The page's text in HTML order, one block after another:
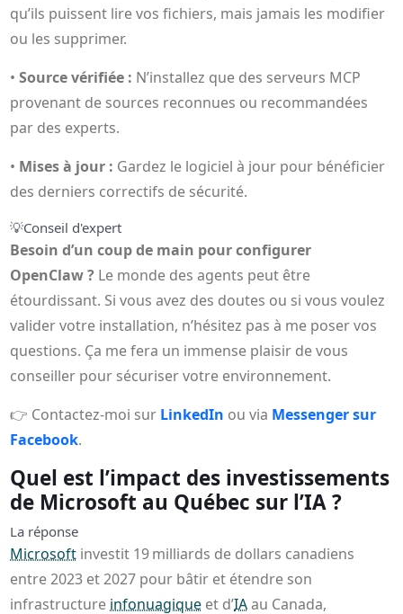
qu’ils puissent lire vos fichiers, mais jamais les modifier
ou les supprimer.
•Source vérifiée : N’installez que des serveurs MCP
provenant de sources reconnues ou recommandées
par des experts.
• Mises à jour : Gardez le logiciel à jour pour bénéficier
des derniers correctifs de sécurité.
💡Conseil d'expert
Besoin d’un coup de main pour configurer
OpenClaw ? Le monde des agents peut être
étourdissant. Si vous avez des doutes ou si vous voulez
valider votre installation, n’hésitez pas à me poser vos
questions. Ça me fera un immense plaisir de vous
conseiller pour sécuriser votre environnement.
👉 Contactez-moi sur LinkedIn ou via Messenger sur
Facebook.
Quel est l’impact des investissements
de Microsoft au Québec sur l’IA ?
La réponse
Microsoft investit 19 milliards de dollars canadiens
entre 2023 et 2027 pour bâtir et étendre son
infrastructure infonuagique et d’IAau Canada,